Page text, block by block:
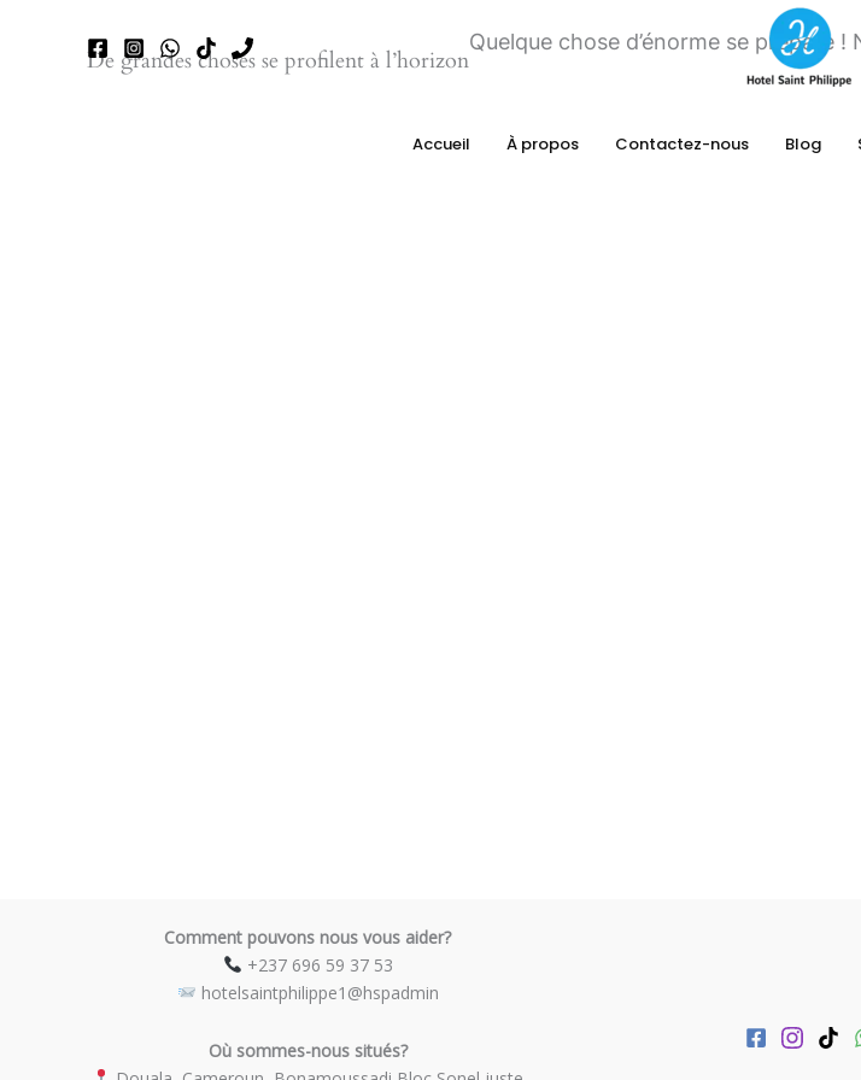
Accueil À propos Contactez-nous Blog
De grandes choses se profilent à l’horizon
Quelque chose d’énorme se prépare
Comment pouvons nous vous aider?
​ +237 696 59 37 53
​ hotelsaintphilippe1@hspadmin
Où sommes-nous situés?